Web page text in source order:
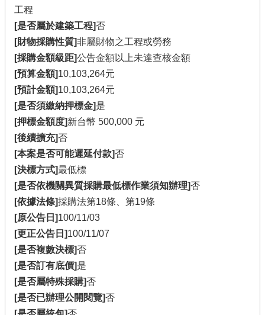
工程
[是否屬於建築工程]否
[財物採購性質]非屬財物之工程或勞務
[採購金額級距]公告金額以上未達查核金額
[預算金額]10,103,264元
[預計金額]10,103,264元
[是否須繳納押標金]是
[押標金額度]新台幣 500,000 元
[後續擴充]否
[本案是否可能遲延付款]否
[決標方式]最低標
[是否依機關異質採購最低標作業須知辦理]否
[依據法條]採購法第18條、第19條
[原公告日]100/11/03
[更正公告日]100/11/07
[是否複數決標]否
[是否訂有底價]是
[是否屬特殊採購]否
[是否已辦理公開閱覽]否